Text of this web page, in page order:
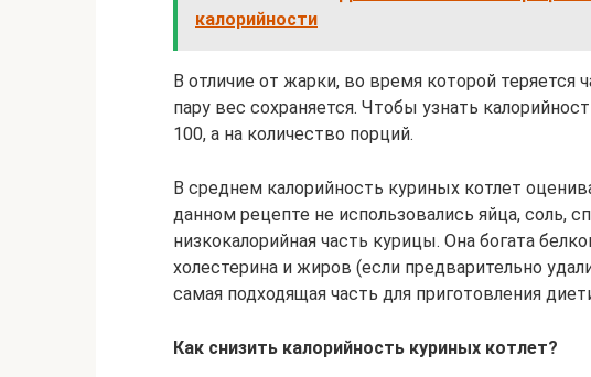
калорийности
В отличие от жарки, во время которой теряется
пару вес сохраняется. Чтобы узнать
100, а на количество порций.
В среднем калорийность куриных котлет
данном рецепте не использовались яйца, соль,
низкокалорийная часть курицы. Она богата
холестерина и жиров (если предварительно
самая подходящая часть для приготовления
Как снизить калорийность куриных котлет?